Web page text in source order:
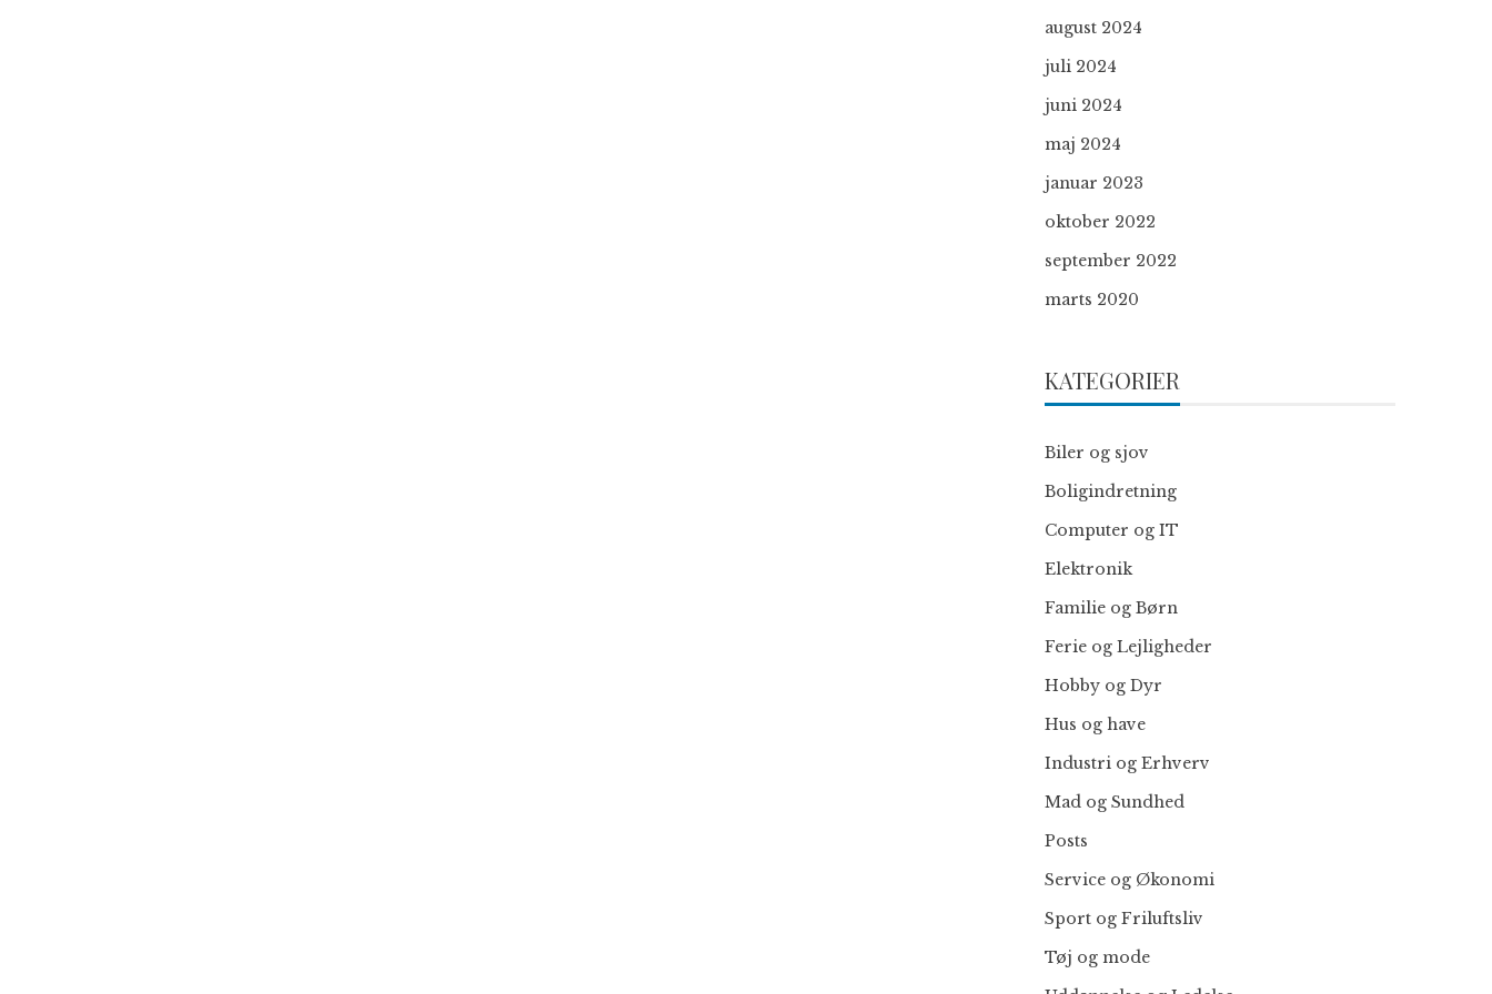
august 2024
juli 2024
juni 2024
maj 2024
januar 2023
oktober 2022
september 2022
marts 2020
KATEGORIER
Biler og sjov
Boligindretning
Computer og IT
Elektronik
Familie og Børn
Ferie og Lejligheder
Hobby og Dyr
Hus og have
Industri og Erhverv
Mad og Sundhed
Posts
Service og Økonomi
Sport og Friluftsliv
Tøj og mode